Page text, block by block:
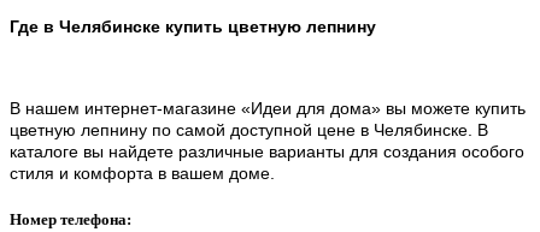
Где в Челябинске купить цветную лепнину
В нашем интернет-магазине «Идеи для дома» вы можете купить
цветную лепнину по самой доступной цене в Челябинске. В
каталоге вы найдете различные варианты для создания особого
стиля и комфорта в вашем доме.
Номер телефона: